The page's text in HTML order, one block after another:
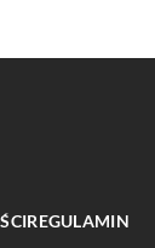
REGULAMIN